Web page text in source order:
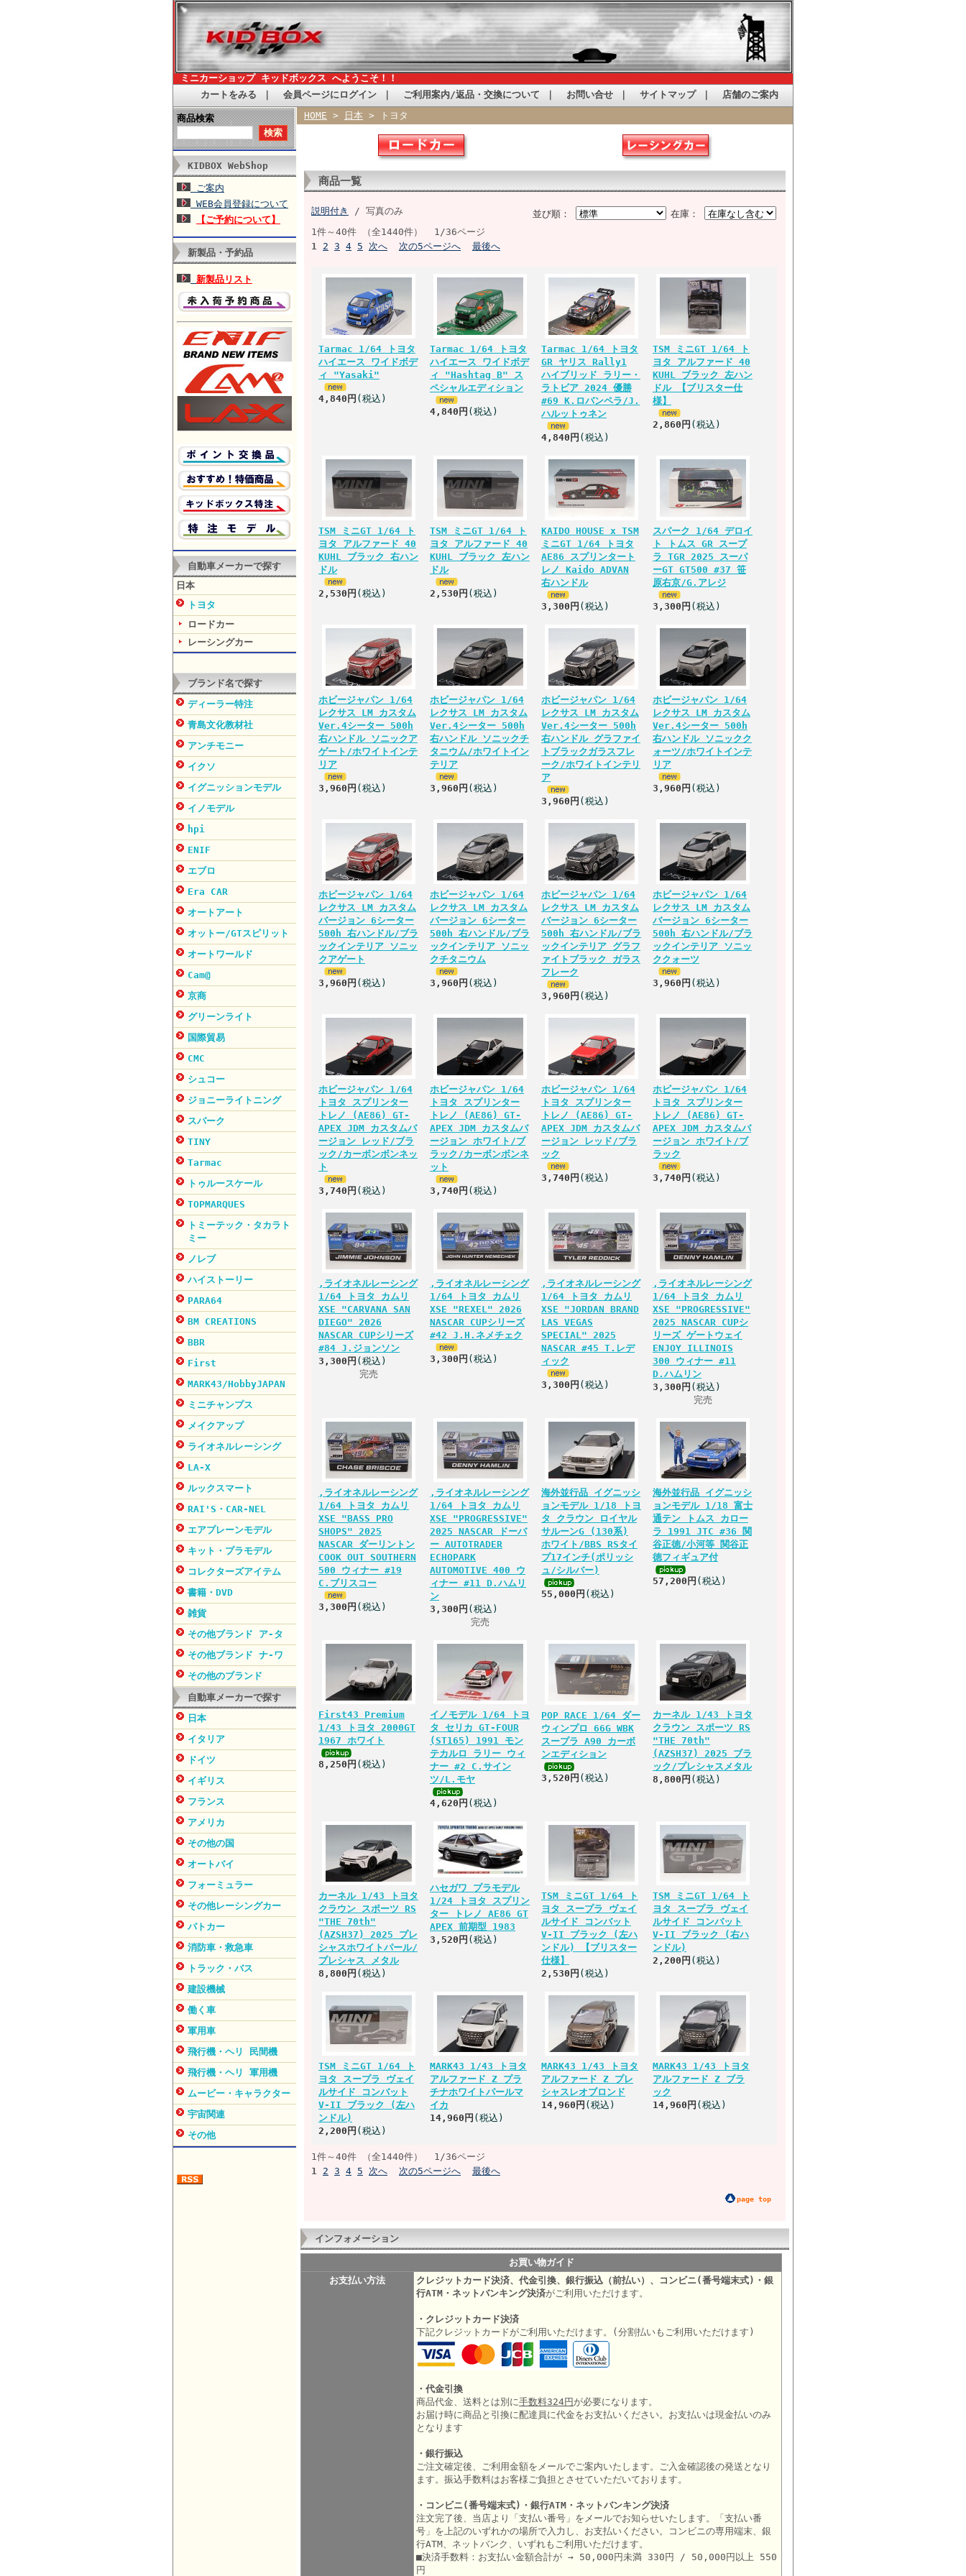
ミニカーショップ キッドボックス へようこそ！！
カートをみる
会員ページにログイン ご利用案内/返品・交換について お問い合せ サイトマップ｜ 店舗のご案内
商品検索
KIDBOX WebShop
ご案内
WEB会員登録について
【ご予約について】
新製品・予約品
新製品リスト
自動車メーカーで探す
日本
トヨタ
ロードカー
レーシングカー
ブランド名で探す
ディーラー特注
青島文化教材社
アンチモニー
イクソ
イグニッションモデル
イノモデル
hpi
ENIF
エブロ
Era CAR
オートアート
オットー/GTスピリット
オートワールド
Cam@
京商
グリーンライト
国際貿易
CMC
シュコー
ジョニーライトニング
スパーク
TINY
Tarmac
トゥルースケール
TOPMARQUES
トミーテック・タカラト
ミー
ノレブ
ハイストーリー
PARA64
BM CREATIONS
BBR
First
MARK43/HobbyJAPAN
ミニチャンプス
メイクアップ
ライオネルレーシング
LA-X
ルックスマート
RAI'S・CAR-NEL
エアプレーンモデル
キット・プラモデル
コレクターズアイテム
書籍・DVD
雑貨
その他ブランド ア-タ
その他ブランド ナ-ワ
その他のブランド
自動車メーカーで探す
日本
イタリア
ドイツ
イギリス
フランス
アメリカ
その他の国
オートバイ
フォーミュラー
その他レーシングカー
パトカー
消防車・救急車
トラック・バス
建設機械
働く車
軍用車
飛行機・ヘリ 民間機
飛行機・ヘリ 軍用機
ムービー・キャラクター
宇宙関連
その他
HOME > 日本 > トヨタ
商品一覧
在庫：
並び順：
説明付き
/ 写真のみ
1件～40件 （全1440件） 1/36ページ
1 2 3 4 5 次へ 次の5ページへ 最後へ
Tarmac 1/64 トヨタ
ハイエース ワイドボデ
ィ "Yasaki"
4,840円 (税込)
Tarmac 1/64 トヨタ
ハイエース ワイドボデ
ィ "Hashtag B" ス
ペシャルエディション
4,840円 (税込)
Tarmac 1/64 トヨタ
GR ヤリス Rally1
ハイブリッド ラリー・
ラトビア 2024 優勝
#69 K.ロバンペラ/J.
ハルットゥネン
4,840円 (税込)
TSM ミニGT 1/64 ト
ヨタ アルファード 40
KUHL ブラック 左ハン
ドル 【ブリスター仕
様】
2,860円 (税込)
TSM ミニGT 1/64 ト
ヨタ アルファード 40
KUHL ブラック 右ハン
ドル
2,530円 (税込)
TSM ミニGT 1/64 ト
ヨタ アルファード 40
KUHL ブラック 左ハン
ドル
2,530円 (税込)
KAIDO HOUSE x TSM
ミニGT 1/64 トヨタ
AE86 スプリンタート
レノ Kaido ADVAN
右ハンドル
3,300円 (税込)
スパーク 1/64 デロイ
ト トムス GR スープ
ラ TGR 2025 スーパ
ーGT GT500 #37 笹
原右京/G.アレジ
3,300円 (税込)
ホビージャパン 1/64
レクサス LM カスタム
Ver.4シーター 500h
右ハンドル ソニックア
ゲート/ホワイトインテ
リア
3,960円 (税込)
ホビージャパン 1/64
レクサス LM カスタム
Ver.4シーター 500h
右ハンドル ソニックチ
タニウム/ホワイトイン
テリア
3,960円 (税込)
ホビージャパン 1/64
レクサス LM カスタム
Ver.4シーター 500h
右ハンドル グラファイ
トブラックガラスフレ
ーク/ホワイトインテリ
ア
3,960円 (税込)
ホビージャパン 1/64
レクサス LM カスタム
Ver.4シーター 500h
右ハンドル ソニックク
ォーツ/ホワイトインテ
リア
3,960円 (税込)
ホビージャパン 1/64
レクサス LM カスタム
バージョン 6シーター
500h 右ハンドル/ブラ
ックインテリア ソニッ
クアゲート
3,960円 (税込)
ホビージャパン 1/64
レクサス LM カスタム
バージョン 6シーター
500h 右ハンドル/ブラ
ックインテリア ソニッ
クチタニウム
3,960円 (税込)
ホビージャパン 1/64
レクサス LM カスタム
バージョン 6シーター
500h 右ハンドル/ブラ
ックインテリア グラフ
ァイトブラック ガラス
フレーク
3,960円 (税込)
ホビージャパン 1/64
レクサス LM カスタム
バージョン 6シーター
500h 右ハンドル/ブラ
ックインテリア ソニッ
ククォーツ
3,960円 (税込)
ホビージャパン 1/64
トヨタ スプリンター
トレノ (AE86) GT-
APEX JDM カスタムバ
ージョン レッド/ブラ
ック/カーボンボンネッ
ト
3,740円 (税込)
ホビージャパン 1/64
トヨタ スプリンター
トレノ (AE86) GT-
APEX JDM カスタムバ
ージョン ホワイト/ブ
ラック/カーボンボンネ
ット
3,740円 (税込)
ホビージャパン 1/64
トヨタ スプリンター
トレノ (AE86) GT-
APEX JDM カスタムバ
ージョン レッド/ブラ
ック
3,740円 (税込)
ホビージャパン 1/64
トヨタ スプリンター
トレノ (AE86) GT-
APEX JDM カスタムバ
ージョン ホワイト/ブ
ラック
3,740円 (税込)
,ライオネルレーシング
1/64 トヨタ カムリ
XSE "CARVANA SAN
DIEGO" 2026
NASCAR CUPシリーズ
#84 J.ジョンソン
3,300円 (税込)
完売
,ライオネルレーシング
1/64 トヨタ カムリ
XSE "REXEL" 2026
NASCAR CUPシリーズ
#42 J.H.ネメチェク
3,300円 (税込)
,ライオネルレーシング
1/64 トヨタ カムリ
XSE "JORDAN BRAND
LAS VEGAS
SPECIAL" 2025
NASCAR #45 T.レデ
ィック
3,300円 (税込)
,ライオネルレーシング
1/64 トヨタ カムリ
XSE "PROGRESSIVE"
2025 NASCAR CUPシ
リーズ ゲートウェイ
ENJOY ILLINOIS
300 ウィナー #11
D.ハムリン
3,300円 (税込)
完売
,ライオネルレーシング
1/64 トヨタ カムリ
XSE "BASS PRO
SHOPS" 2025
NASCAR ダーリントン
COOK OUT SOUTHERN
500 ウィナー #19
C.ブリスコー
3,300円 (税込)
,ライオネルレーシング
1/64 トヨタ カムリ
XSE "PROGRESSIVE"
2025 NASCAR ドーバ
ー AUTOTRADER
ECHOPARK
AUTOMOTIVE 400 ウ
ィナー #11 D.ハムリ
ン
3,300円 (税込)
完売
海外並行品 イグニッシ
ョンモデル 1/18 トヨ
タ クラウン ロイヤル
サルーンG (130系)
ホワイト/BBS RSタイ
プ17インチ(ポリッシ
ュ/シルバー)
55,000円 (税込)
海外並行品 イグニッシ
ョンモデル 1/18 富士
通テン トムス カロー
ラ 1991 JTC #36 関
谷正徳/小河等 関谷正
徳フィギュア付
57,200円 (税込)
First43 Premium
1/43 トヨタ 2000GT
1967 ホワイト
8,250円 (税込)
イノモデル 1/64 トヨ
タ セリカ GT-FOUR
(ST165) 1991 モン
テカルロ ラリー ウィ
ナー #2 C.サイン
ツ/L.モヤ
4,620円 (税込)
POP RACE 1/64 ダー
ウィンプロ 66G WBK
スープラ A90 カーボ
ンエディション
3,520円 (税込)
カーネル 1/43 トヨタ
クラウン スポーツ RS
"THE 70th"
(AZSH37) 2025 ブラ
ック/プレシャスメタル
8,800円 (税込)
カーネル 1/43 トヨタ
クラウン スポーツ RS
"THE 70th"
(AZSH37) 2025 プレ
シャスホワイトパール/
プレシャス メタル
8,800円 (税込)
ハセガワ プラモデル
1/24 トヨタ スプリン
ター トレノ AE86 GT
APEX 前期型 1983
3,520円 (税込)
TSM ミニGT 1/64 ト
ヨタ スープラ ヴェイ
ルサイド コンバット
V-II ブラック (左ハ
ンドル) 【ブリスター
仕様】
2,530円 (税込)
TSM ミニGT 1/64 ト
ヨタ スープラ ヴェイ
ルサイド コンバット
V-II ブラック (右ハ
ンドル)
2,200円 (税込)
TSM ミニGT 1/64 ト
ヨタ スープラ ヴェイ
ルサイド コンバット
V-II ブラック (左ハ
ンドル)
2,200円 (税込)
MARK43 1/43 トヨタ
アルファード Z プラ
チナホワイトパールマ
イカ
14,960円 (税込)
MARK43 1/43 トヨタ
アルファード Z プレ
シャスレオブロンド
14,960円 (税込)
MARK43 1/43 トヨタ
アルファード Z ブラ
ック
14,960円 (税込)
1件～40件 （全1440件） 1/36ページ
1 2 3 4 5 次へ 次の5ページへ 最後へ
page top
インフォメーション
お買い物ガイド
お支払い方法
クレジットカード決済、代金引換、銀行振込（前払い）、コンビニ(番号端末式)・銀
行ATM・ネットバンキング決済がご利用いただけます。
・クレジットカード決済
下記クレジットカードがご利用いただけます。(分割払いもご利用いただけます)
・代金引換
商品代金、送料とは別に手数料324円 が必要になります。
お届け時に商品と引換に配達員に代金をお支払いください。お支払いは現金払いのみ
となります
・銀行振込
ご注文確定後、ご利用金額をメールでご案内いたします。ご入金確認後の発送となり
ます。振込手数料はお客様ご負担とさせていただいております。
・コンビニ(番号端末式)・銀行ATM・ネットバンキング決済
注文完了後、当店より「支払い番号」をメールでお知らせいたします。「支払い番
号」を上記のいずれかの場所で入力し、お支払いください。コンビニの専用端末、銀
行ATM、ネットバンク、いずれもご利用いただけます。
■決済手数料：お支払い金額合計が → 50,000円未満 330円 / 50,000円以上 550
円